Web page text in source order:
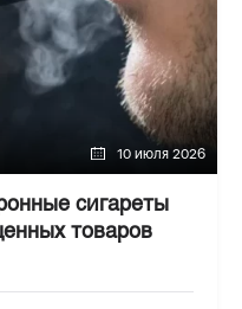
10 июля 2026
сигареты
товаров